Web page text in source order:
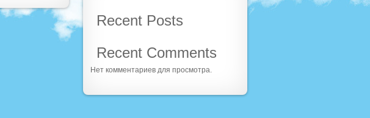
Recent Posts
Recent Comments
Нет комментариев для просмотра.